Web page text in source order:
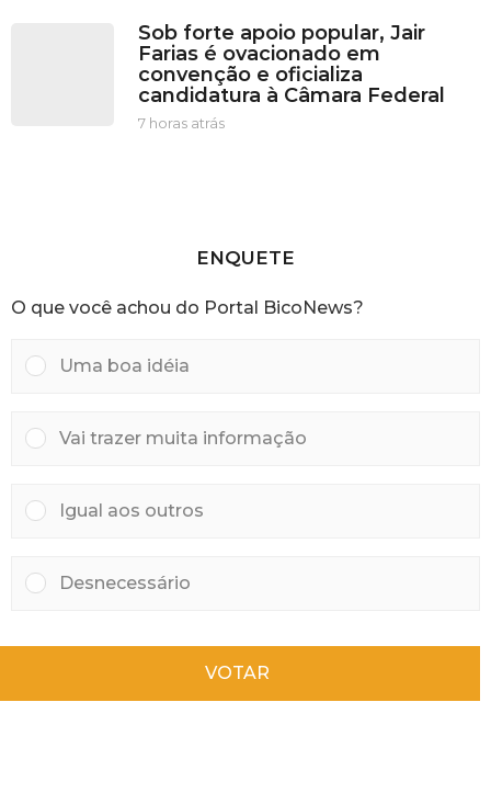
á
s
o
r
a
s
Sob forte apoio popular, Jair
Farias é ovacionado em
convenção e oficializa
candidatura à Câmara Federal
7 horas atrás7
a
t
á
ENQUETE
O que você achou do Portal BicoNews?
Uma boa idéia
Vai trazer muita informação
Igual aos outros
Desnecessário
VOTAR